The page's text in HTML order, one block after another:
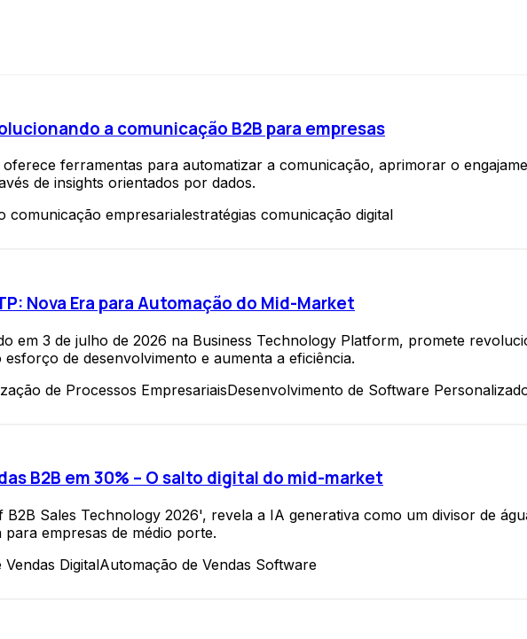
a comunicação B2B para empresas
ferramentas para automatizar a comunicação, aprimorar o
de insights orientados por dados.
comunicação empresarialestratégias comunicação digital
Nova Era para Automação do Mid-Market
em 3 de julho de 2026 na Business Technology Platform, promete
de desenvolvimento e aumenta a eficiência.
de Processos EmpresariaisDesenvolvimento de Software
B2B em 30% – O salto digital do mid-market
Sales Technology 2026', revela a IA generativa como um divisor de
empresas de médio porte.
Vendas DigitalAutomação de Vendas Software